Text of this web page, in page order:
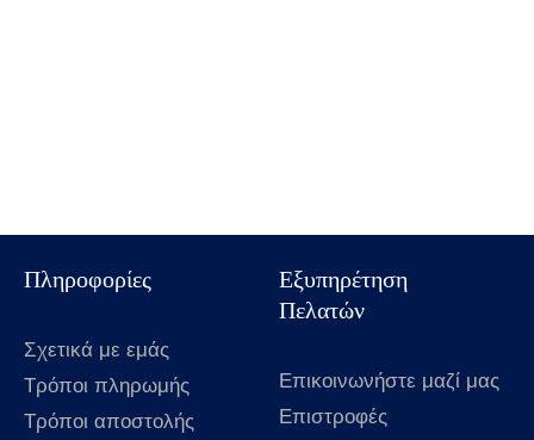
Πληροφορίες
Σχετικά με εμάς
Τρόποι πληρωμής
Τρόποι αποστολής
Εξυπηρέτηση
Πελατών
Επικοινωνήστε μαζί μας
Επιστροφές